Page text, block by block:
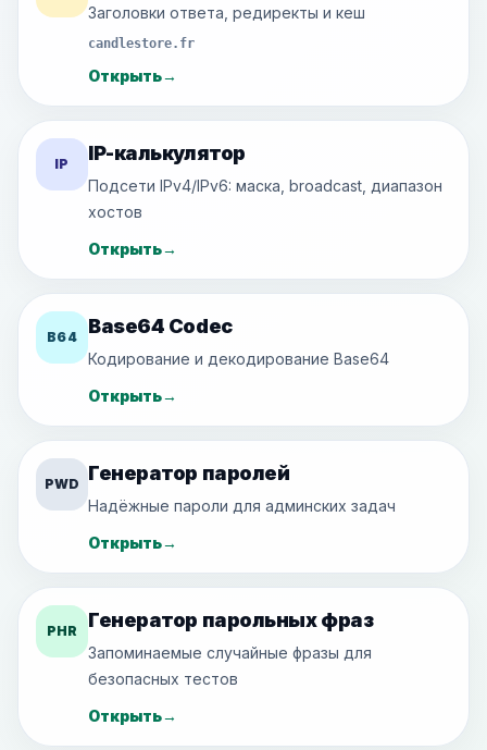
Заголовки ответа, редиректы и кеш
candlestore.fr
Открыть→
IP IP-калькулятор
Подсети IPv4/IPv6: маска, broadcast, диапазон
хостов
Открыть→
B64 Base64 Codec
Кодирование и декодирование Base64
Открыть→
PWD Генератор паролей
Надёжные пароли для админских задач
Открыть→
PHR Генератор парольных фраз
Запоминаемые случайные фразы для
безопасных тестов
Открыть→